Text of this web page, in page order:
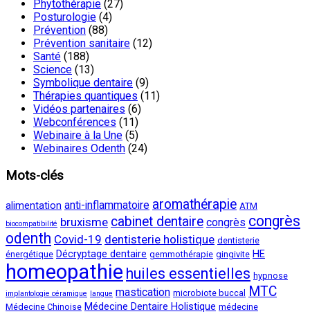
Phytothérapie (27)
Posturologie (4)
Prévention (88)
Prévention sanitaire (12)
Santé (188)
Science (13)
Symbolique dentaire (9)
Thérapies quantiques (11)
Vidéos partenaires (6)
Webconférences (11)
Webinaire à la Une (5)
Webinaires Odenth (24)
Mots-clés
alimentation anti-inflammatoire aromathérapie ATM
biocompatibilité bruxisme cabinet dentaire congrès congrès
odenth Covid-19 dentisterie holistique dentisterie
énergétique Décryptage dentaire gemmothérapie gingivite HE
homeopathie huiles essentielles hypnose
implantologie céramique langue mastication microbiote buccal MTC
Médecine Chinoise Médecine Dentaire Holistique médecine